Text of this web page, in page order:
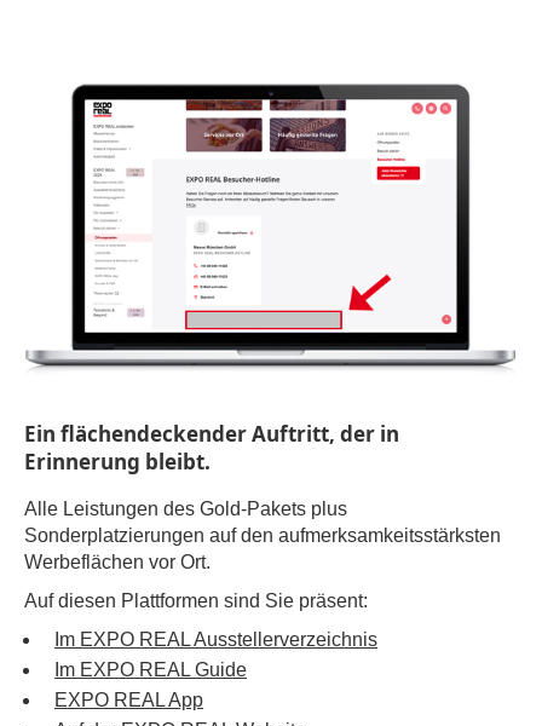
Ein flächendeckender Auftritt, der in
Erinnerung bleibt.
Alle Leistungen des Gold-Pakets plus
Sonderplatzierungen auf den aufmerksamkeitsstärksten
Werbeflächen vor Ort.
Auf diesen Plattformen sind Sie präsent:
Im EXPO REAL Ausstellerverzeichnis
Im EXPO REAL Guide
EXPO REAL App